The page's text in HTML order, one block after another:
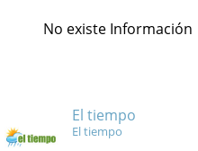
No existe Información
El tiempo
El tiempo